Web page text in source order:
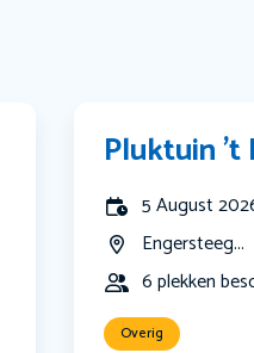
Pluktuin
5 August
Engersteeg...
6 plekken
Overig